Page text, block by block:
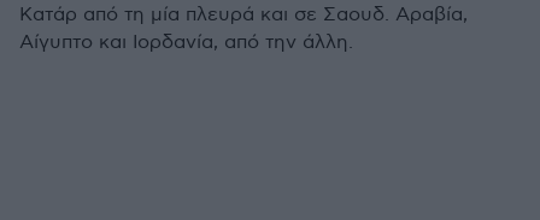
Κατάρ από τη μία πλευρά και σε Σαουδ. Αραβία,
Αίγυπτο και Ιορδανία, από την άλλη.